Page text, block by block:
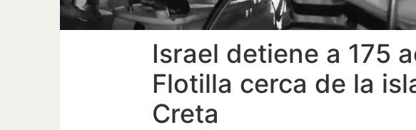
Israel detiene a 175
Flotilla cerca de la
Creta